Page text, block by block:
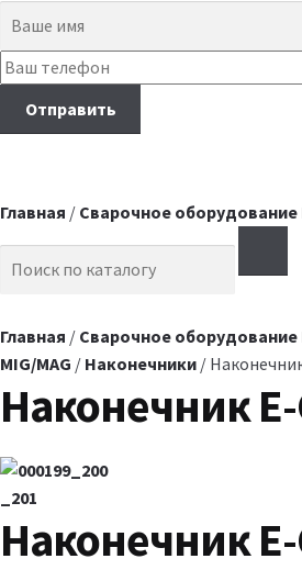
Главная / Сварочное оборудование
Search for:
Главная / Сварочное оборудование
MIG/MAG / Наконечники /
Наконечник
Наконечник